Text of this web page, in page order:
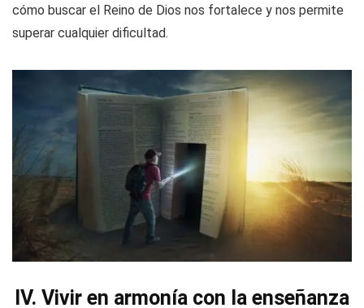
cómo buscar el Reino de Dios nos fortalece y nos permite
superar cualquier dificultad.
IV. Vivir en armonía con la enseñanza